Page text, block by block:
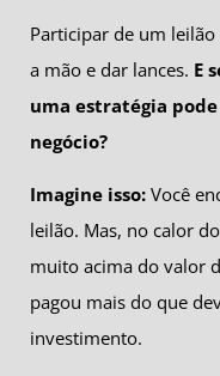
Participar de um
a mão e dar lances. E
uma estratégia
negócio?
Imagine isso: Você
leilão. Mas, no calor
muito acima do valor
pagou mais do que
investimento.